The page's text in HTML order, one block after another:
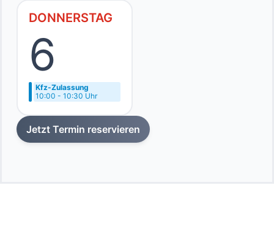
DONNERSTAG
6
Kfz-Zulassung
10:00 - 10:30 Uhr
Jetzt Termin reservieren